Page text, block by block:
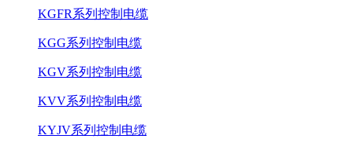
KGFR系列控制电缆
KGG系列控制电缆
KGV系列控制电缆
KVV系列控制电缆
KYJV系列控制电缆